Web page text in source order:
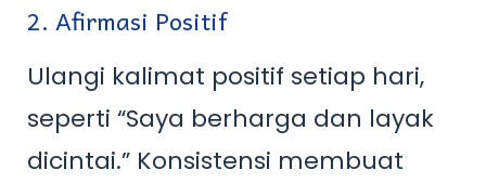
2. Afirmasi Positif
Ulangi kalimat positif setiap hari,
seperti “Saya berharga dan layak
dicintai.” Konsistensi membuat